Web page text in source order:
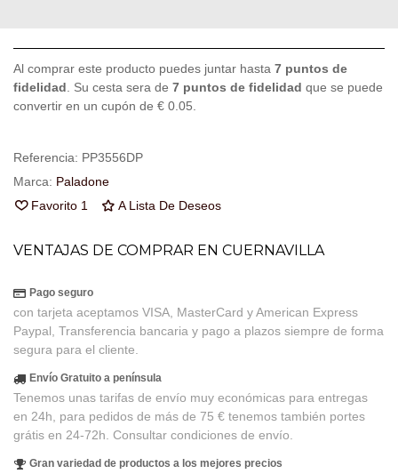
Al comprar este producto puedes juntar hasta 7 puntos de
fidelidad . Su cesta sera de 7 puntos de fidelidad que se puede
convertir en un cupón de € 0.05
Referencia: PP3556DP
Marca: Paladone
Favorito 1 A Lista De Deseos
VENTAJAS DE COMPRAR EN CUERNAVILLA
Pago seguro
con tarjeta aceptamos VISA, MasterCard y American Express
Paypal, Transferencia bancaria y pago a plazos siempre de forma
segura para el cliente.
Envío Gratuito a península
Tenemos unas tarifas de envío muy económicas para entregas
en 24h, para pedidos de más de 75 € tenemos también portes
grátis en 24-72h. Consultar condiciones de envío.
Gran variedad de productos a los mejores precios